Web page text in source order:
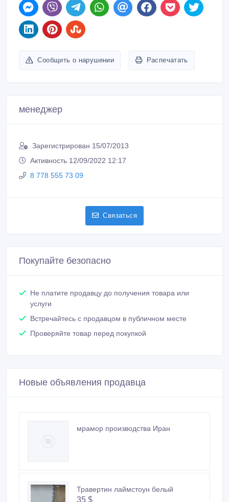
Сообщить о нарушении Распечатать
менеджер
Зарегистрирован 15/07/2013
Активность 12/09/2022 12:17
8 778 555 73 09
Связаться
Покупайте безопасно
Не платите продавцу до получения товара или
услуги
Встречайтесь с продавцом в публичном месте
Проверяйте товар перед покупкой
Новые объявления продавца
мрамор производства Иран
Травертин лаймстоун белый
35 $